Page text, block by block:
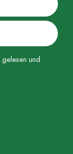
gelesen und